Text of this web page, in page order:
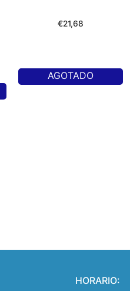
€21,68
AGOTADO
HORARIO: